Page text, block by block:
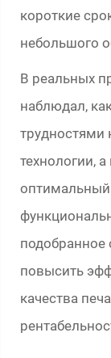
короткие
небольшого
В реальных
наблюдал,
трудностями
технологии,
оптимальный
подобранное
повысить
качества